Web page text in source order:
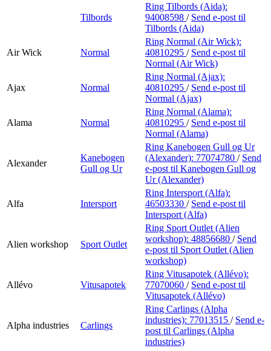
Tilbords
Ring Tilbords (Aida):
94008598 / Send e-post til
Tilbords (Aida)
Air Wick Normal
Ring Normal (Air Wick):
40810295 / Send e-post til
Normal (Air Wick)
Ajax Normal
Ring Normal (Ajax):
40810295 / Send e-post til
Normal (Ajax)
Alama Normal
Ring Normal (Alama):
40810295 / Send e-post til
Normal (Alama)
Alexander
Kanebogen
Gull og Ur
Ring Kanebogen Gull og Ur
(Alexander): 77074780 / Send
e-post til Kanebogen Gull og
Ur (Alexander)
Alfa Intersport
Ring Intersport (Alfa):
46503330 / Send e-post til
Intersport (Alfa)
Alien workshop Sport Outlet
Ring Sport Outlet (Alien
workshop): 48856680 / Send
e-post til Sport Outlet (Alien
workshop)
Allévo Vitusapotek
Ring Vitusapotek (Allévo):
77070060 / Send e-post til
Vitusapotek (Allévo)
Alpha industries Carlings
Ring Carlings (Alpha
industries): 77013515 / Send e-
post til Carlings (Alpha
industries)